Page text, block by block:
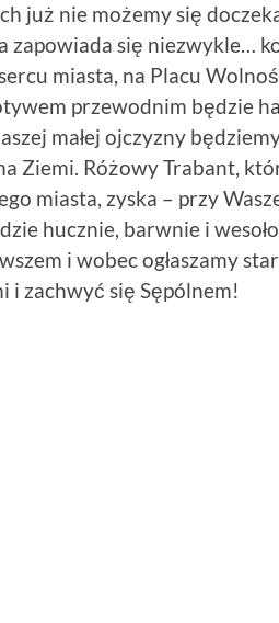
już nie możemy się
zapowiada się niezwykle…
miasta, na Placu
przewodnim będzie
małej ojczyzny
Ziemi. Różowy Trabant,
miasta, zyska – przy
hucznie, barwnie i
i wobec ogłaszamy
i zachwyć się Sępólnem!